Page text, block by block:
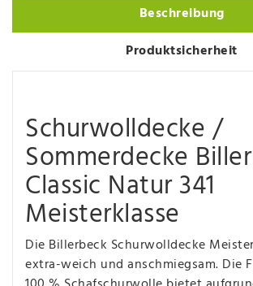
Beschreibung
Produktsicherheit
Schurwolldecke /
Sommerdecke
Classic Natur 341
Meisterklasse
Die Billerbeck Schurwolldecke
extra-weich und anschmiegsam. Die